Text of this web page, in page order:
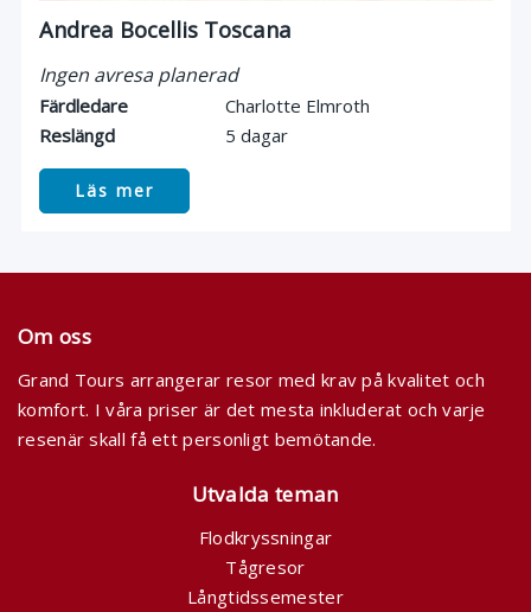
Andrea Bocellis Toscana
Ingen avresa planerad
Färdledare
Charlotte Elmroth
Reslängd
5 dagar
Läs mer
Om oss
Grand Tours arrangerar resor med krav på kvalitet och
komfort. I våra priser är det mesta inkluderat och varje
resenär skall få ett personligt bemötande.
Utvalda teman
Flodkryssningar
Tågresor
Långtidssemester